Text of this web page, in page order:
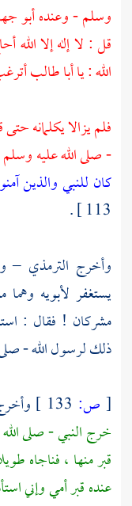
وسلم - وعندهأبو
قل : لا إله إلا الله
الله: ياأبا طالب
فلم يزالا يكلمانه
- صلى الله عليه
كان للنبي والذين
113 ] .
وأخرج الترمذي –
يستغفر لأبويه
مشركان ! فقال :
ذلك لرسول الله -
[ ص:
خرج النبي - صلى
قبر منها ، فناجاه
عنده قبر أمي وإني